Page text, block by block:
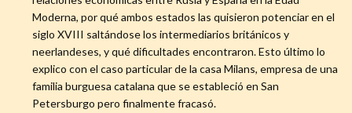
Moderna, por qué ambos estados las quisieron potenciar en el
siglo XVIII saltándose los intermediarios británicos y
neerlandeses, y qué dificultades encontraron. Esto último lo
explico con el caso particular de la casa Milans, empresa de una
familia burguesa catalana que se estableció en San
Petersburgo pero finalmente fracasó.